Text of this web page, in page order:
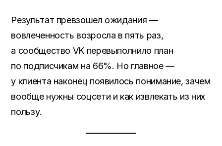
Результат превзошел ожидания —
вовлеченность возросла в пять раз,
а сообщество VK перевыполнило план
по подписчикам на 66%. Но главное —
у клиента наконец появилось понимание, зачем
вообще нужны соцсети и как извлекать из них
пользу.